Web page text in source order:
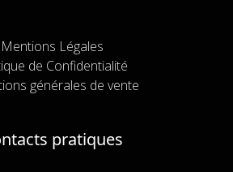
Mentions Légales
de Confidentialité
générales de vente
pratiques